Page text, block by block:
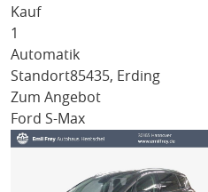
Kauf
1
Automatik
Standort85435, Erding
Zum Angebot
Ford S-Max